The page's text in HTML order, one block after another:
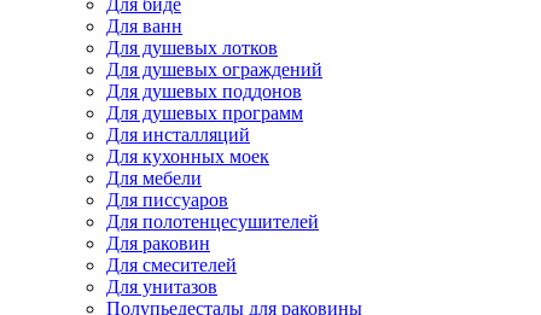
Для биде
Для ванн
Для душевых лотков
Для душевых ограждений
Для душевых поддонов
Для душевых программ
Для инсталляций
Для кухонных моек
Для мебели
Для писсуаров
Для полотенцесушителей
Для раковин
Для смесителей
Для унитазов
Полупьедесталы для раковины